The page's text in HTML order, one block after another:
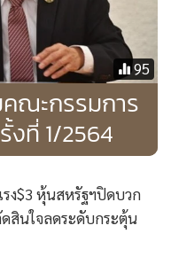
เชิงบวกจากการผ่อน
การท่องเที่ยวทั้ง
เที่ยวไทย รวมถึง
วจากต่างประเทศของ
อสุทธิในตลาดทุนไทย
ซื้อสุทธิกว่า 15,773.15
ารฉีดวัคซีนโควิด-19 ใน
นวนประชากรสำหรับ
95
ณะกรรมการ
ที่ 1/2564
ง$3 หุ้นสหรัฐฯปิดบวก
สินใจลดระดับกระตุ้น